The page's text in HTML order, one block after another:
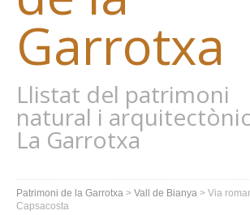
Garrotxa
Llistat del patrimoni
natural i
La Garrotxa
Patrimoni de la Garrotxa >Vall de Bianya >Via
Capsacosta